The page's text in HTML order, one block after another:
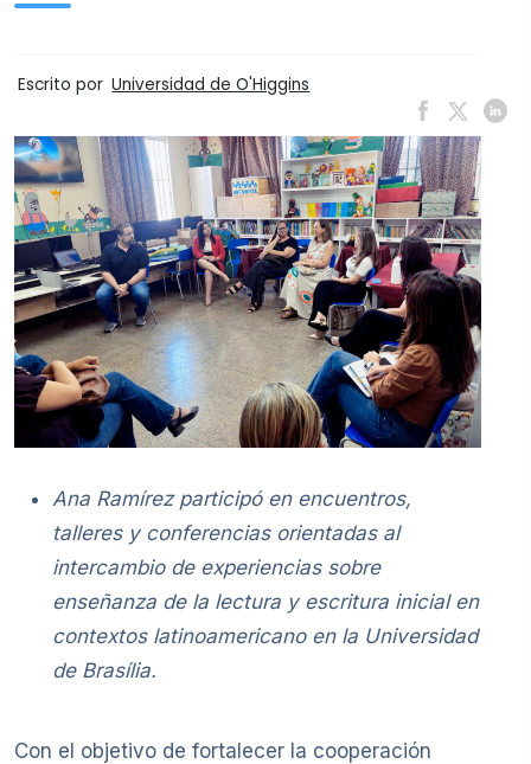
Escrito por Universidad de O'Higgins
Ana Ramírez participó en encuentros,
talleres y conferencias orientadas al
intercambio de experiencias sobre
enseñanza de la lectura y escritura inicial en
contextos latinoamericano en la Universidad
de Brasília.
Con el objetivo de fortalecer la cooperación